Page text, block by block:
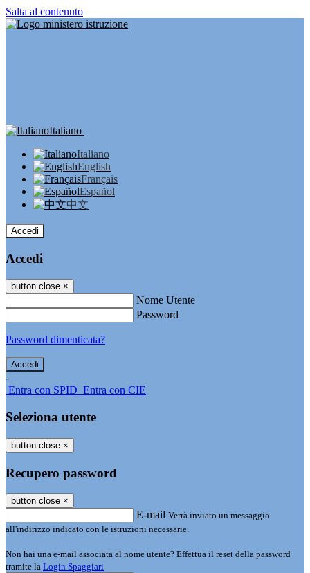
Salta al contenuto
Italiano
Italiano
English
Français
Español
中文
Accedi
Accedi
button close ×
Nome Utente
Password
Password dimenticata?
-
Entra con SPID Entra con CIE
Seleziona utente
button close ×
Recupero password
button close ×
E-mail Verrà inviato un messaggio
all'indirizzo indicato con le istruzioni necessarie.
Non hai una e-mail associata al nome utente? Effettua il reset della password
tramite la Login Spaggiari